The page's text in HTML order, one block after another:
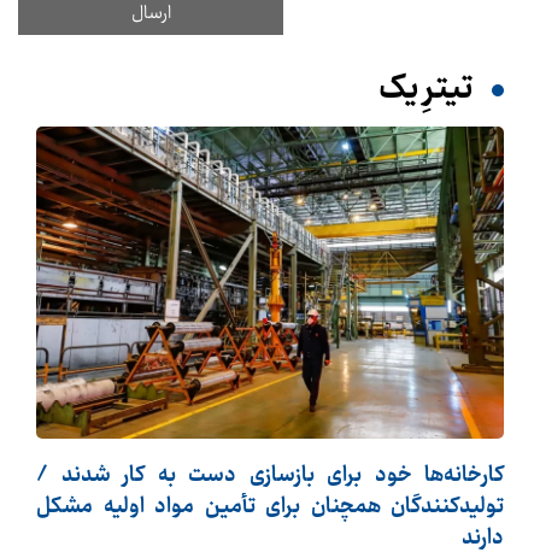
تیترِ یک
کارخانه‌ها خود برای بازسازی دست به کار شدند /
تولیدکنندگان همچنان برای تأمین مواد اولیه مشکل
دارند